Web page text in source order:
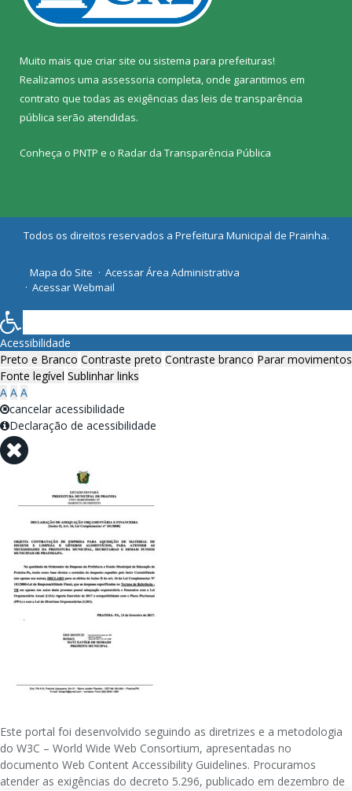
Muito mais que criar site ou sistema para prefeituras!
Realizamos uma assessoria completa, onde garantimos em
contrato que todas as exigências das leis de transparência
pública serão atendidas.
Conheça o PNTP e o Radar da Transparência Pública
Todos os direitos reservados a Prefeitura Municipal de Prainha.
Mapa do Site
Acessar Área Administrativa
Acessar Webmail
Acessibilidade
Preto e Branco Contraste preto Contraste branco Parar movimentos
Fonte legível Sublinhar links
A A A
cancelar acessibilidade
Declaração de acessibilidade
Este portal foi desenvolvido seguindo as diretrizes e a metodologia
do W3C – World Wide Web Consortium, apresentadas no
documento Web Content Accessibility Guidelines. Procuramos
atender as exigências do decreto 5.296, publicado em dezembro de